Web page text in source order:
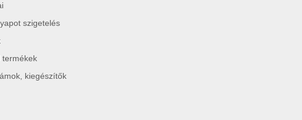
szigetelés
termékek
kiegészítők